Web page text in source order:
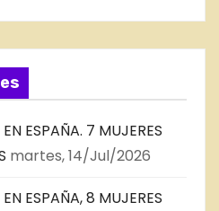
ESPAÑA. 7 MUJERES
martes, 14/Jul/2026
ESPAÑA, 8 MUJERES